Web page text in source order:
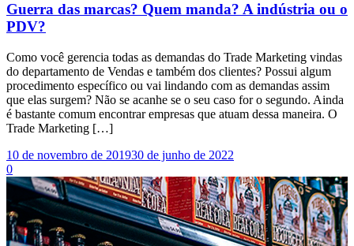
Guerra das marcas? Quem manda? A indústria ou o
PDV?
Como você gerencia todas as demandas do Trade Marketing vindas
do departamento de Vendas e também dos clientes? Possui algum
procedimento específico ou vai lindando com as demandas assim
que elas surgem? Não se acanhe se o seu caso for o segundo. Ainda
é bastante comum encontrar empresas que atuam dessa maneira. O
Trade Marketing […]
10 de novembro de 201930 de junho de 2022
0